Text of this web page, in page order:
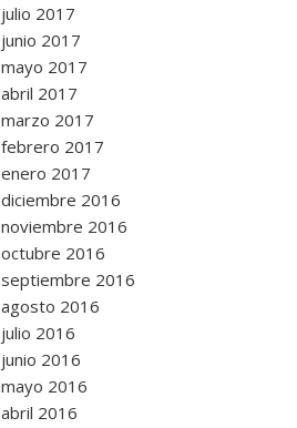
julio 2017
junio 2017
mayo 2017
abril 2017
marzo 2017
febrero 2017
enero 2017
diciembre 2016
noviembre 2016
octubre 2016
septiembre 2016
agosto 2016
julio 2016
junio 2016
mayo 2016
abril 2016